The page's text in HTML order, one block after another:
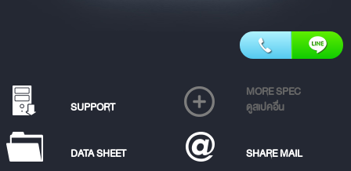
SUPPORT
MORE SPEC
ดูสเปคอื่น
DATA SHEET SHARE MAIL